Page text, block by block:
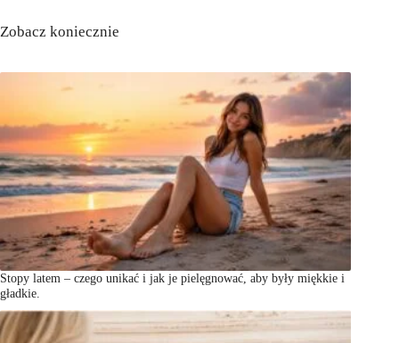
Zobacz koniecznie
Stopy latem – czego unikać i jak je pielęgnować, aby były miękkie i
gładkie.